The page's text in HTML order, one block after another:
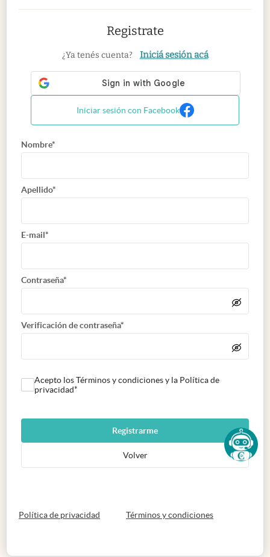
Registrate
¿Ya tenés cuenta? Iniciá sesión acá
Iniciar sesión con Facebook
Nombre*
Apellido*
E-mail*
Contraseña*
Verificación de contraseña*
Acepto los Términos y condiciones y la Política de
privacidad*
Registrarme
Volver
Política de privacidad abre en nueva pestaña
Términos y condicionesabre en nueva